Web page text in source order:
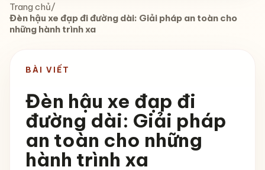
Trang chủ/
Đèn hậu xe đạp đi đường dài: Giải pháp an toàn cho
những hành trình xa
BÀI VIẾT
Đèn hậu xe đạp đi
đường dài: Giải pháp
an toàn cho những
hành trình xa